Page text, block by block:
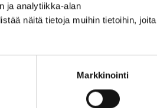
ja analytiikka-alan
näitä tietoja muihin tietoihin, joita
Markkinointi